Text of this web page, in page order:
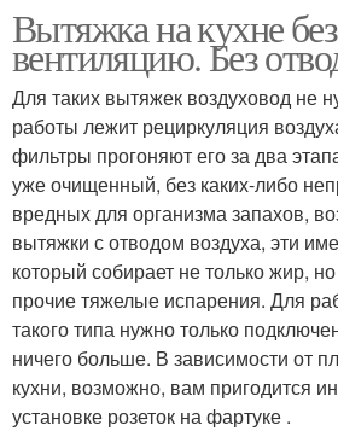
Фильтр без отвода
Вытяжки без
подключения
Вытяжка на кухне
вентиляцию. Без
Для таких вытяжек воздуховод не
работы лежит рециркуляция
фильтры прогоняют его за два
уже очищенный, без каких-либо
вредных для организма запахов,
вытяжки с отводом воздуха, эти
который собирает не только жир,
прочие тяжелые испарения. Для
такого типа нужно только
ничего больше. В зависимости от
кухни, возможно, вам пригодится
установке розеток на фартуке .